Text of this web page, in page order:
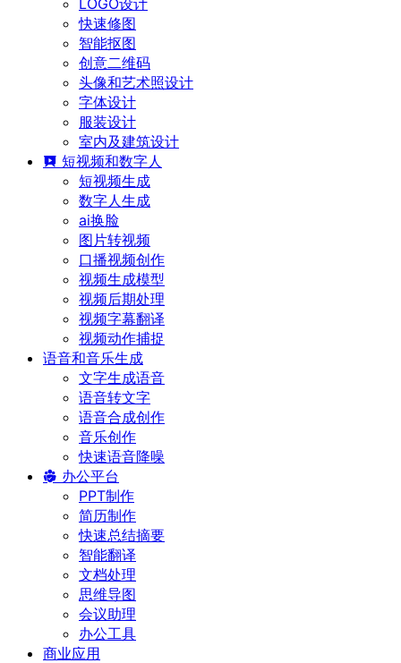
LOGO设计
快速修图
智能抠图
创意二维码
头像和艺术照设计
字体设计
服装设计
室内及建筑设计
短视频和数字人
短视频生成
数字人生成
ai换脸
图片转视频
口播视频创作
视频生成模型
视频后期处理
视频字幕翻译
视频动作捕捉
语音和音乐生成
文字生成语音
语音转文字
语音合成创作
音乐创作
快速语音降噪
办公平台
PPT制作
简历制作
快速总结摘要
智能翻译
文档处理
思维导图
会议助理
办公工具
商业应用